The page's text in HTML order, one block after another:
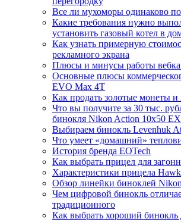
Все ли мухоморы одинаково
Какие требования нужно
установить газовый котел в
Как узнать примерную
рекламного экрана
Плюсы и минусы работы
Основные плюсы
EVO Max 4T
Как продать золотые монеты и
Что вы получите за 30 тыс.
бинокля Nikon Action 10x50
Выбираем бинокль Levenhuk
Что умеет «домашний»
История бренда EOTech
Как выбрать прицел для
Характеристики прицела
Обзор линейки биноклей
Чем цифровой бинокль
традиционного
Как выбрать хороший бинокль